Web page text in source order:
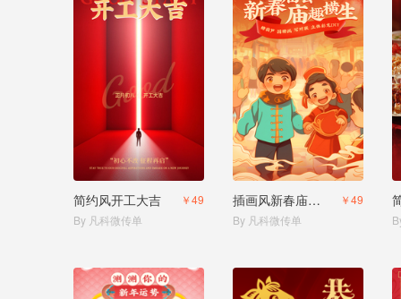
简约风开工大吉
￥49
By 凡科微传单
插画风新春庙会邀请函
￥49
By 凡科微传单